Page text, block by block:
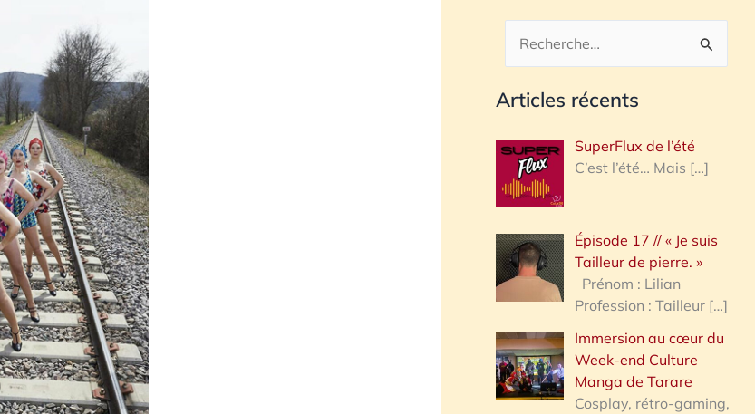
c
h
r
h
e
:
Articles récents
SuperFlux de l’été
C’est l’été… Mais […]
Épisode 17 // « Je suis
Tailleur de pierre. »
Prénom : Lilian
Profession : Tailleur […]
Immersion au cœur du
Week-end Culture
Manga de Tarare
Cosplay, rétro-gaming,